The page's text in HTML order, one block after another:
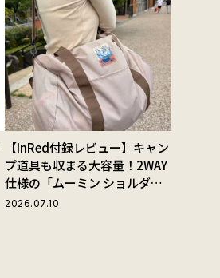
【InRed付録レビュー】キャン
プ道具も収まる大容量！2WAY
仕様の「ムーミン ショルダー
ストラップ付きボストンバッ
2026.07.10